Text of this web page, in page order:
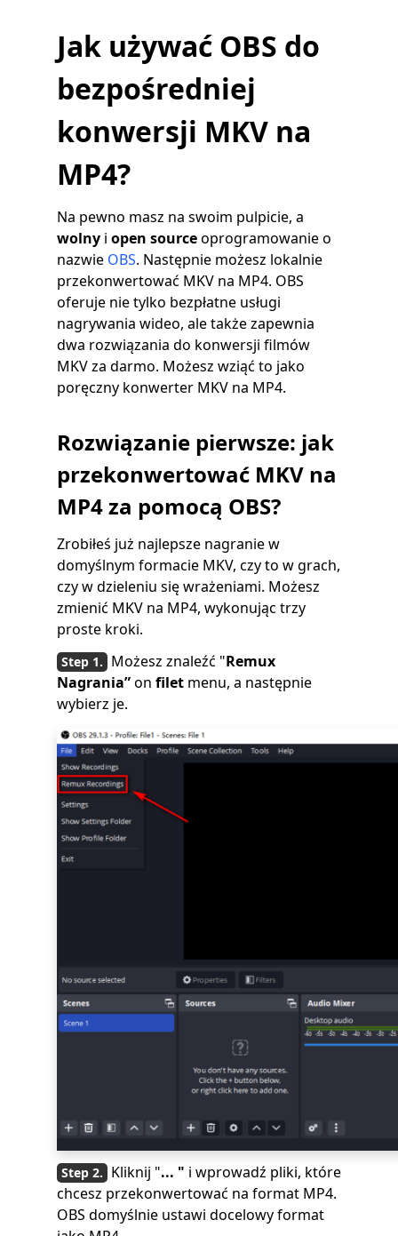
Jak używać OBS do
bezpośredniej
konwersji MKV na
MP4?
Na pewno masz na swoim pulpicie, a
wolny i open sourceoprogramowanie o
nazwie OBS. Następnie możesz lokalnie
przekonwertować MKV na MP4. OBS
oferuje nie tylko bezpłatne usługi
nagrywania wideo, ale także zapewnia
dwa rozwiązania do konwersji filmów
MKV za darmo. Możesz wziąć to jako
poręczny konwerter MKV na MP4.
Rozwiązanie pierwsze: jak
przekonwertować MKV na
MP4 za pomocą OBS?
Zrobiłeś już najlepsze nagranie w
domyślnym formacie MKV, czy to w grach,
czy w dzieleniu się wrażeniami. Możesz
zmienić MKV na MP4, wykonując trzy
proste kroki.
Możesz znaleźć "Remux
Nagrania”on filet menu, a następnie
wybierz je.
Kliknij "... " i wprowadź pliki, które
chcesz przekonwertować na format MP4.
OBS domyślnie ustawi docelowy format